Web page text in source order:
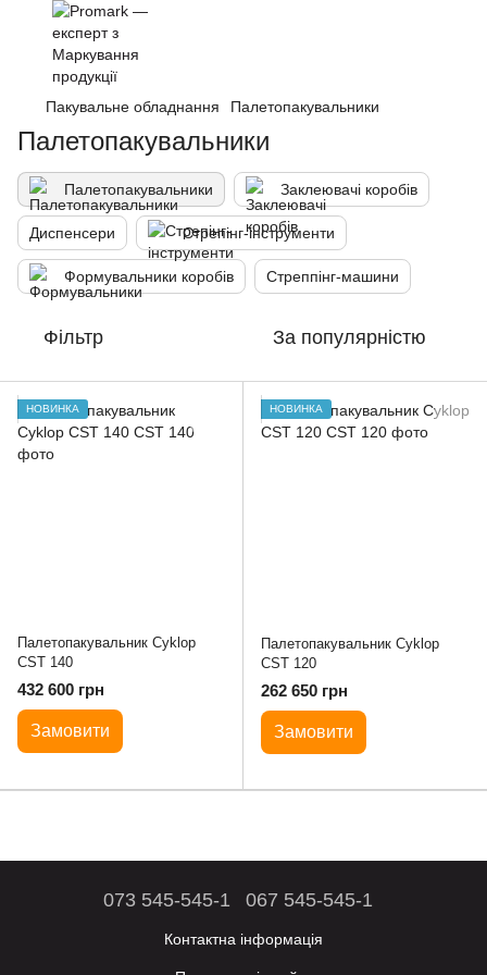
Пакувальне обладнання Палетопакувальники
Палетопакувальники
Палетопакувальники Заклеювачі коробів
Диспенсери Стрепінг-інструменти
Формувальники коробів Стреппінг-машини
Фільтр За популярністю
НОВИНКА
Палетопакувальник Cyklop
CST 140
432 600 грн
Замовити
НОВИНКА
Палетопакувальник Cyklop
CST 120
262 650 грн
Замовити
073 545-545-1 067 545-545-1
Контактна інформація